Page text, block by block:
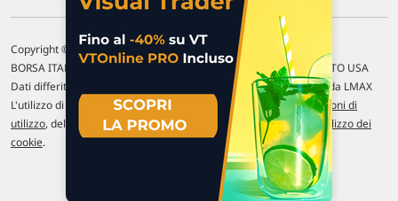
Copyright © 1996-2026 Traderlink Italia s.r.l.
BORSA ITALIANA Quotazioni di borsa differite di 15 min. / MERCATO USA
Dati differiti di 15 min. (fonte Intrinio) / FOREX Quotazioni fornite da LMAX
L'utilizzo di questo sito implica l'accettazione delle nostre Condizioni di
utilizzo, del Disclaimer MAR, dellePolitiche sulla privacye dell' Utilizzo dei
cookie.